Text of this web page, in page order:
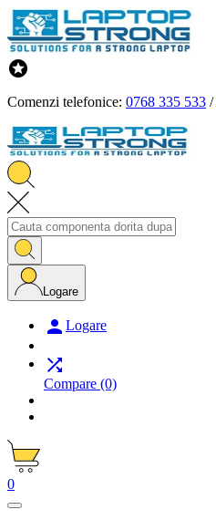

Comenzi telefonice: 0768 335 533 /
Logare
 Logare

Compare (0)
0